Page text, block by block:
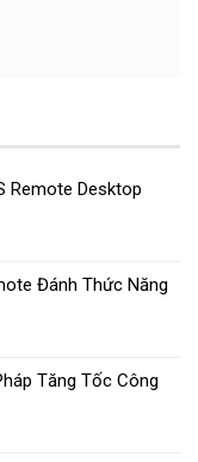
Remote Desktop
Đánh Thức Năng
Tăng Tốc Công